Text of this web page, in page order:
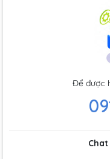
Để được